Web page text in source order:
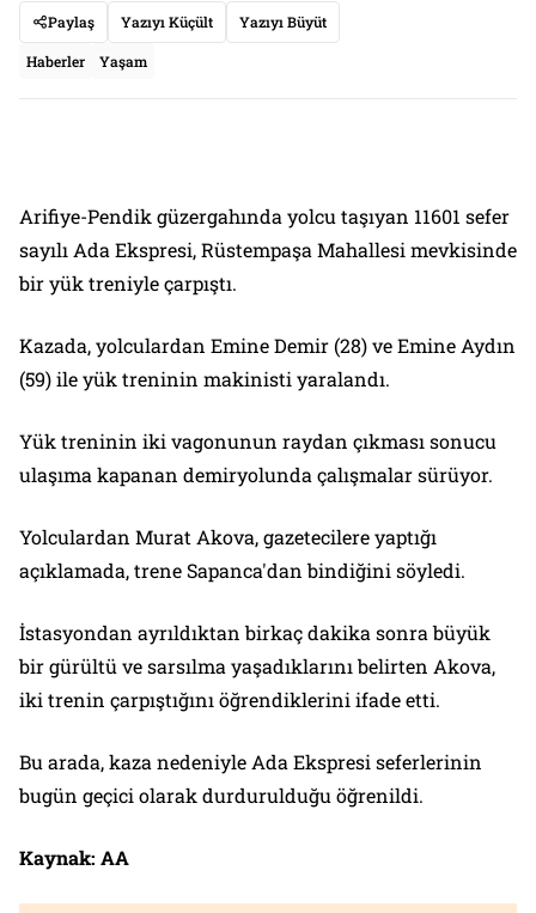
Paylaş
Yazıyı Küçült Yazıyı Büyüt
Haberler Yaşam
Arifiye-Pendik güzergahında yolcu taşıyan 11601 sefer
sayılı Ada Ekspresi, Rüstempaşa Mahallesi mevkisinde
bir yük treniyle çarpıştı.
Kazada, yolculardan Emine Demir (28) ve Emine Aydın
(59) ile yük treninin makinisti yaralandı.
Yük treninin iki vagonunun raydan çıkması sonucu
ulaşıma kapanan demiryolunda çalışmalar sürüyor.
Yolculardan Murat Akova, gazetecilere yaptığı
açıklamada, trene Sapanca'dan bindiğini söyledi.
İstasyondan ayrıldıktan birkaç dakika sonra büyük
bir gürültü ve sarsılma yaşadıklarını belirten Akova,
iki trenin çarpıştığını öğrendiklerini ifade etti.
Bu arada, kaza nedeniyle Ada Ekspresi seferlerinin
bugün geçici olarak durdurulduğu öğrenildi.
Kaynak: AA